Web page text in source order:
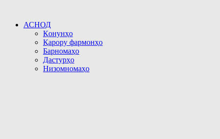
АСНОД
Қонунҳо
Қарору фармонҳо
Барномаҳо
Дастурҳо
Низомномаҳо